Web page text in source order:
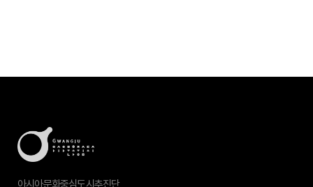
아시아문화중심도시추진단